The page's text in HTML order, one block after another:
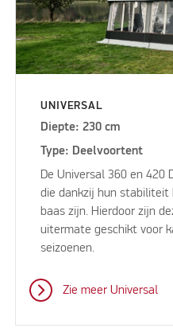
UNIVERSAL
Diepte: 230 cm
Type: Deelvoortent
De Universal 360 en 420
die dankzij hun stabiliteit
baas zijn. Hierdoor zijn
uitermate geschikt voor
seizoenen.
Zie meer Universal